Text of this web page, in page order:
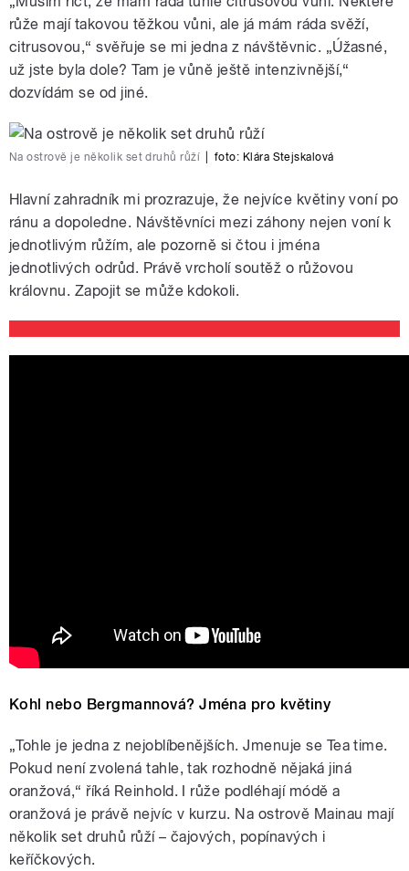
růže mají takovou těžkou vůni, ale já mám ráda svěží,
citrusovou,“ svěřuje se mi jedna z návštěvnic. „Úžasné,
už jste byla dole? Tam je vůně ještě intenzivnější,“
dozvídám se od jiné.
Na ostrově je několik set druhů růží foto: Klára Stejskalová
Hlavní zahradník mi prozrazuje, že nejvíce květiny voní po
ránu a dopoledne. Návštěvníci mezi záhony nejen voní k
jednotlivým růžím, ale pozorně si čtou i jména
jednotlivých odrůd. Právě vrcholí soutěž o růžovou
královnu. Zapojit se může kdokoli.
Kohl nebo Bergmannová? Jména pro květiny
„Tohle je jedna z nejoblíbenějších. Jmenuje se Tea time.
Pokud není zvolená tahle, tak rozhodně nějaká jiná
oranžová,“ říká Reinhold. I růže podléhají módě a
oranžová je právě nejvíc v kurzu. Na ostrově Mainau mají
několik set druhů růží – čajových, popínavých i
keříčkových.